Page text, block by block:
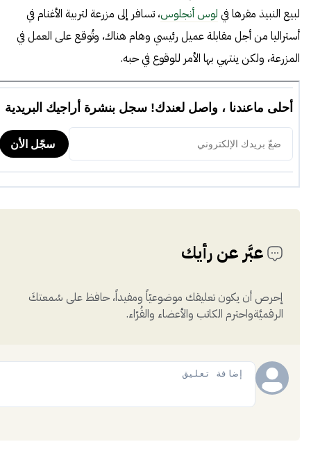
لبيع النبيذ مقرها في لوس أنجلوس، تسافر إلى مزرعة لتربية الأغنام في
أستراليا من أجل مقابلة عميل رئيسي وهام هناك، وتُوقع على العمل في
المزرعة، ولكن ينتهي بها الأمر للوقوع في حبه.
عبَّر عن رأيك
إحرص أن يكون تعليقك موضوعيّاً ومفيداً، حافظ على سُمعتكَ
الرقميَّةواحترم الكاتب والأعضاء والقُرّاء.